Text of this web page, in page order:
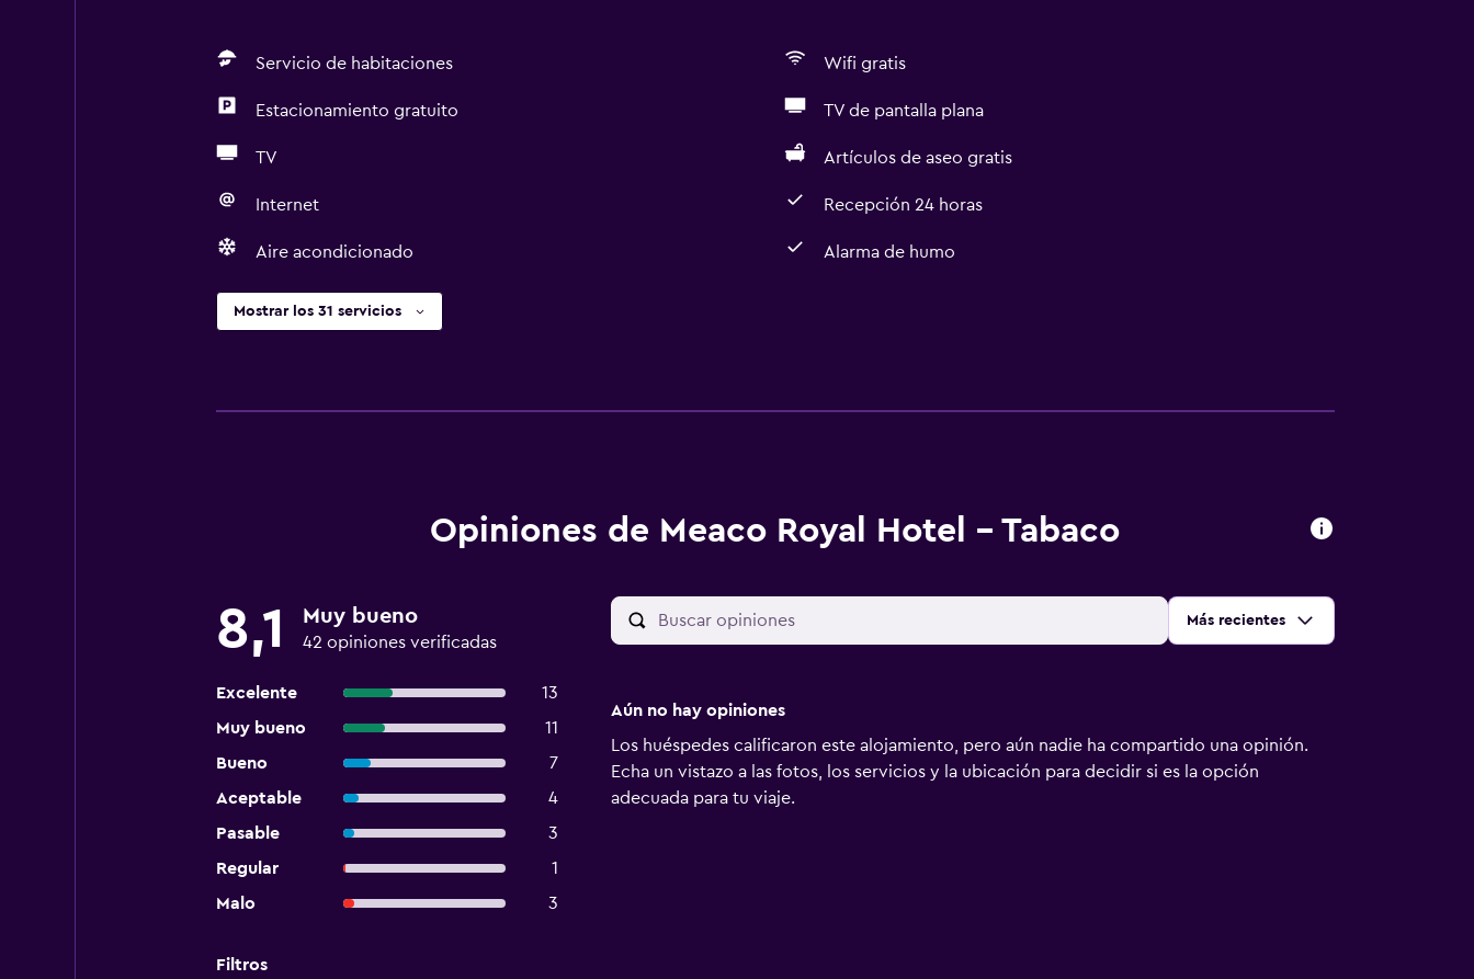
Servicio de habitaciones Wifi gratis
Estacionamiento gratuito TV de pantalla plana
TV Artículos de aseo gratis
Internet Recepción 24 horas
Aire acondicionado Alarma de humo
Mostrar los 31 servicios
Opiniones de Meaco Royal Hotel - Tabaco
8,1 Muy bueno
42 opiniones verificadas
Excelente
13
Muy bueno
11
Bueno
7
Aceptable
4
Pasable
3
Regular
1
Malo
3
Ordenar por:
Más recientes
Filtros
Aún no hay opiniones
Los huéspedes calificaron este alojamiento, pero aún nadie ha compartido una opinión.
Echa un vistazo a las fotos, los servicios y la ubicación para decidir si es la opción
adecuada para tu viaje.